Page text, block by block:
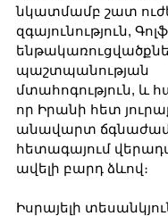
նկատմամբ շատ
զգայունություն,
պաշտպանության
մտահոգություն, և
որ Իրանի հետ
անավարտ
հետագայում
ավելի բարդ ձևով։
Իսրայելի